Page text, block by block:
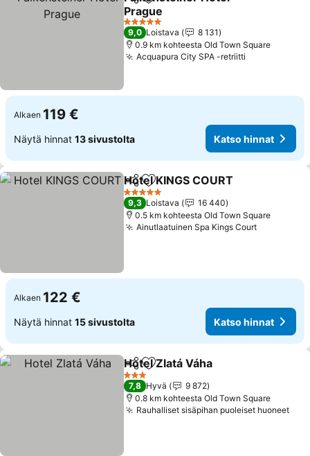
Jaa Lisää suosikkeihin
Prague
5 Tähtiluokitus
9,0 Loistava
8 131
0.9 km kohteesta Old Town Square
Acquapura City SPA -retriitti
Alkaen 119 €
Näytä hinnat 13 sivustolta Katso hinnat
Jaa Lisää suosikkeihin
Hotel KINGS COURT
5 Tähtiluokitus
9,3 Loistava
16 440
0.5 km kohteesta Old Town Square
Ainutlaatuinen Spa Kings Court
Alkaen 122 €
Näytä hinnat 15 sivustolta Katso hinnat
Jaa Lisää suosikkeihin
Hotel Zlatá Váha
3 Tähtiluokitus
7,8 Hyvä
9 872
0.8 km kohteesta Old Town Square
Rauhalliset sisäpihan puoleiset huoneet